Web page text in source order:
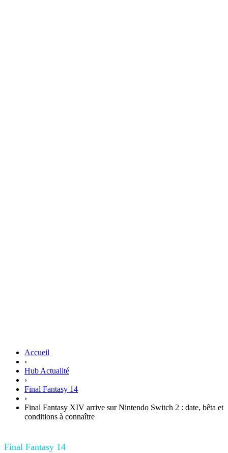
Accueil
›
Hub Actualité
›
Final Fantasy 14
›
Final Fantasy XIV arrive sur Nintendo Switch 2 : date, bêta et
conditions à connaître
Final Fantasy 14